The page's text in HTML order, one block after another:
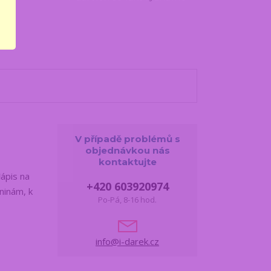
na
k
V případě problémů s
objednávkou nás
kontaktujte
+420 603920974
Po-Pá, 8-16 hod.
info@i-darek.cz